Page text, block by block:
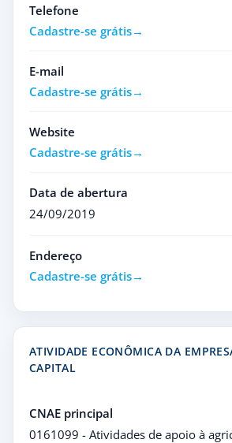
Telefone
Cadastre-se grátis
E-mail
Cadastre-se grátis
Website
Cadastre-se grátis
Data de abertura
24/09/2019
Endereço
Cadastre-se grátis
ATIVIDADE ECONÔMICA DA
CAPITAL
CNAE principal
0161099 - Atividades de apoio à